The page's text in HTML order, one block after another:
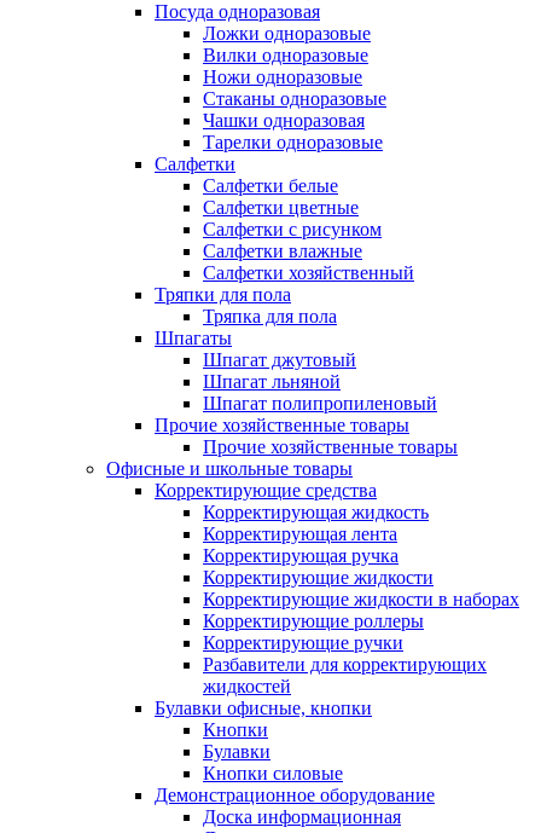
Посуда одноразовая
Ложки одноразовые
Вилки одноразовые
Ножи одноразовые
Стаканы одноразовые
Чашки одноразовая
Тарелки одноразовые
Салфетки
Салфетки белые
Салфетки цветные
Салфетки с рисунком
Салфетки влажные
Салфетки хозяйственный
Тряпки для пола
Тряпка для пола
Шпагаты
Шпагат джутовый
Шпагат льняной
Шпагат полипропиленовый
Прочие хозяйственные товары
Прочие хозяйственные товары
Офисные и школьные товары
Корректирующие средства
Корректирующая жидкость
Корректирующая лента
Корректирующая ручка
Корректирующие жидкости
Корректирующие жидкости в наборах
Корректирующие роллеры
Корректирующие ручки
Разбавители для корректирующих
жидкостей
Булавки офисные, кнопки
Кнопки
Булавки
Кнопки силовые
Демонстрационное оборудование
Доска информационная